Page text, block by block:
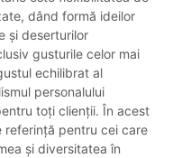
dând formă ideilor
și deserturilor
gusturile celor mai
echilibrat al
personalului
toți clienții. În acest
referință pentru cei care
și diversitatea în